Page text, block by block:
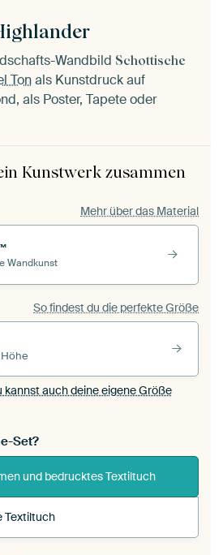
Wandbild Schottische
Tonals Kunstdruck auf
als Poster, Tapete oder
Kunstwerk zusammen
Mehr über das Material
Wandkunst
So findest du die perfekte Größe
kannst auch deine eigene Größe
Set?
und bedrucktes Textiltuch
Textiltuch